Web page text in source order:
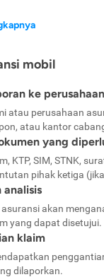
mobil
ke
atau perusahaan
atau kantor
yang
KTP, SIM, STNK,
pihak ketiga
analisis
akan
yang dapat disetujui.
klaim
dilaporkan.